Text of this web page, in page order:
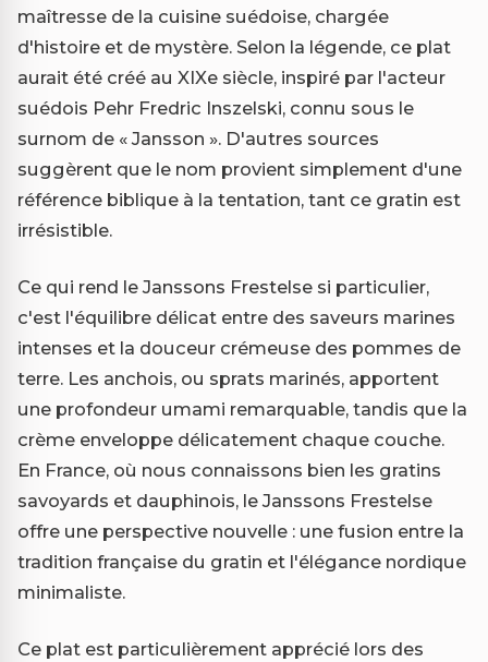
maîtresse de la cuisine suédoise, chargée
d'histoire et de mystère. Selon la légende, ce plat
aurait été créé au XIXe siècle, inspiré par l'acteur
suédois Pehr Fredric Inszelski, connu sous le
surnom de « Jansson ». D'autres sources
suggèrent que le nom provient simplement d'une
référence biblique à la tentation, tant ce gratin est
irrésistible.
Ce qui rend le Janssons Frestelse si particulier,
c'est l'équilibre délicat entre des saveurs marines
intenses et la douceur crémeuse des pommes de
terre. Les anchois, ou sprats marinés, apportent
une profondeur umami remarquable, tandis que la
crème enveloppe délicatement chaque couche.
En France, où nous connaissons bien les gratins
savoyards et dauphinois, le Janssons Frestelse
offre une perspective nouvelle : une fusion entre la
tradition française du gratin et l'élégance nordique
minimaliste.
Ce plat est particulièrement apprécié lors des